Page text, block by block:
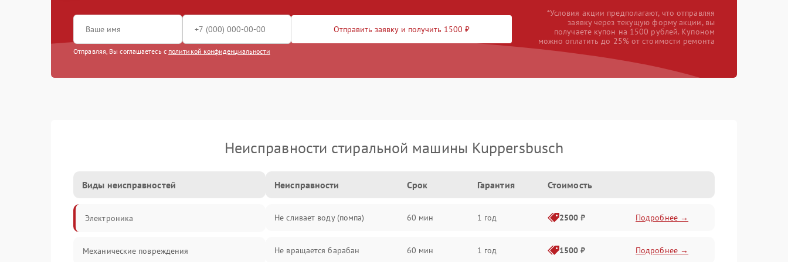
Отправить заявку и получить 1500 ₽
Отправляя, Вы соглашаетесь с политикой конфиденциальности
*Условия акции предполагают, что отправляя
заявку через текущую форму акции, вы
получаете купон на 1500 рублей. Купоном
можно оплатить до 25% от стоимости ремонта
Неисправности стиральной машины Kuppersbusch
Виды неисправностей
Электроника
Механические повреждения
Неисправности Срок Гарантия Стоимость
Не сливает воду (помпа) 60 мин 1 год 2500 ₽ Подробнее →
Не вращается барабан 60 мин 1 год 1500 ₽ Подробнее →